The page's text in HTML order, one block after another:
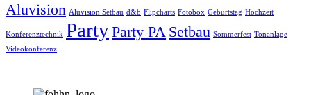
Aluvision Aluvision Setbau d&b Flipcharts Fotobox Geburtstag Hochzeit
Konferenztechnik PartyParty PA Setbau Sommerfest Tonanlage
Videokonferenz